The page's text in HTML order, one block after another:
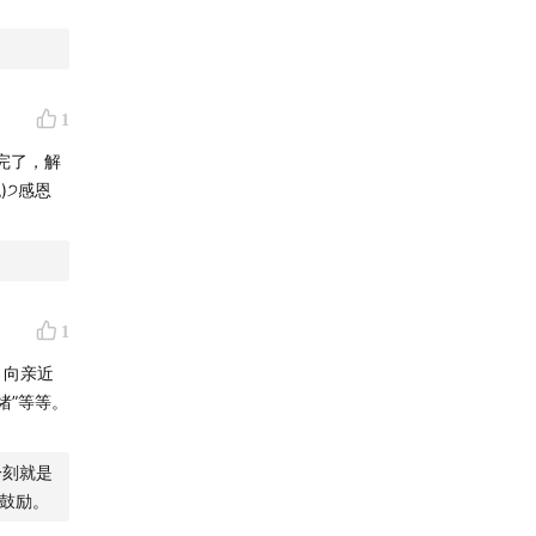
我们
的光
和慈
1
了，解
感恩
1
亲近
等等。
就是
励。